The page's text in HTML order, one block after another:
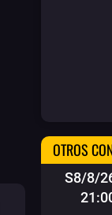
OTROS
S8/8/